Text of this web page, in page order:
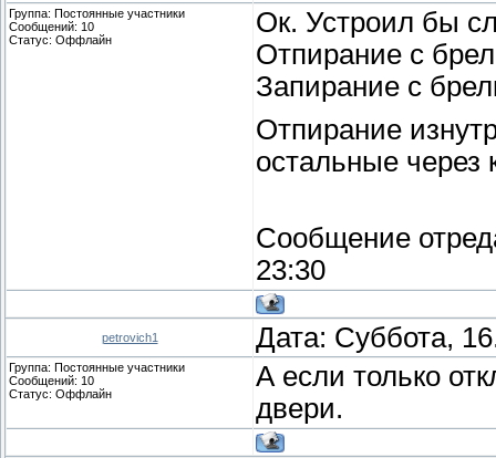
Группа: Постоянные участники
Сообщений: 10
Статус: Оффлайн
Ок. Устроил бы
Отпирание с
Запирание с
Отпирание
остальные через
Сообщение
23:30
petrovich1 Дата: Суббота,
Группа: Постоянные участники
Сообщений: 10
Статус: Оффлайн
А если только
двери.